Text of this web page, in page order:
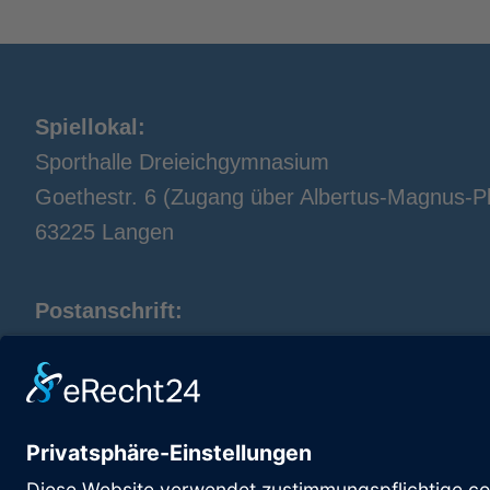
Spiellokal:
Sporthalle Dreieichgymnasium
Goethestr. 6 (Zugang über Albertus-Magnus-
63225 Langen
Postanschrift:
Alexandra Leven
63303 Dreieich